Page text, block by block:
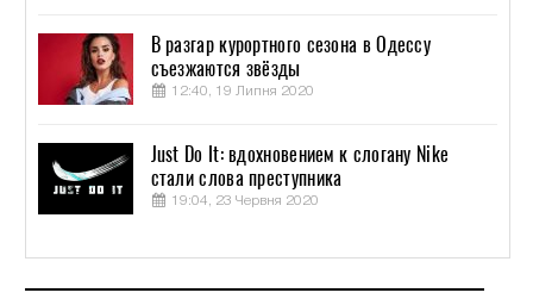
В разгар курортного сезона в Одессу
съезжаются звёзды
12:40, 19 Липня 2020
Just Do It: вдохновением к слогану Nike
стали слова преступника
19:04, 23 Червня 2020